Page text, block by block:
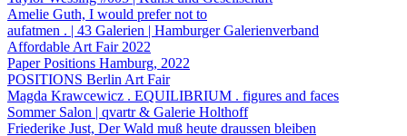
Amelie Guth, I would prefer not to
aufatmen . | 43 Galerien | Hamburger Galerienverband
Affordable Art Fair 2022
Paper Positions Hamburg, 2022
POSITIONS Berlin Art Fair
Magda Krawcewicz . EQUILIBRIUM . figures and faces
Sommer Salon | qvartr & Galerie Holthoff
Friederike Just, Der Wald muß heute draussen bleiben